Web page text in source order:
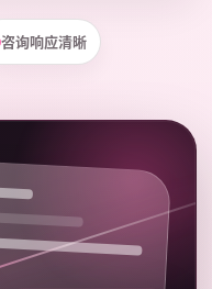
咨询响应清晰